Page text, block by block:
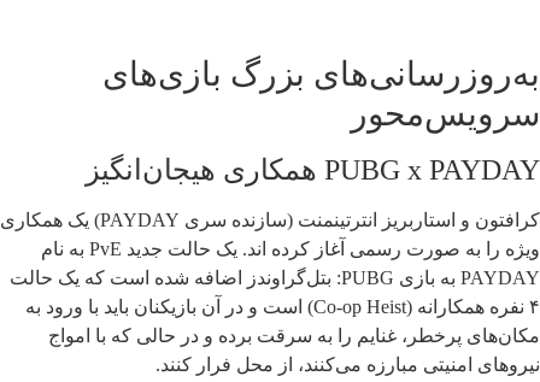
به‌روزرسانی‌های بزرگ بازی‌های
سرویس‌محور
PUBG x PAYDAY همکاری هیجان‌انگیز
کرافتون و استاربریز انترتینمنت (سازنده سری PAYDAY) یک همکاری
ویژه را به صورت رسمی آغاز کرده اند. یک حالت جدید PvE به نام
PAYDAY به بازی PUBG: بتل‌گراوندز اضافه شده است که یک حالت
۴ نفره همکارانه (Co-op Heist) است و در آن بازیکنان باید با ورود به
مکان‌های پرخطر، غنایم را به سرقت برده و در حالی که با امواج
نیروهای امنیتی مبارزه می‌کنند، از محل فرار کنند.